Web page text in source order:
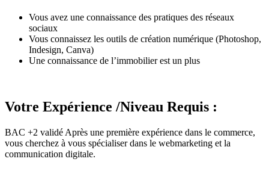
Vous avez une connaissance des pratiques des réseaux
sociaux
Vous connaissez les outils de création numérique (Photoshop,
Indesign, Canva)
Une connaissance de l’immobilier est un plus
Votre Expérience /Niveau Requis :
BAC +2 validé Après une première expérience dans le commerce,
vous cherchez à vous spécialiser dans le webmarketing et la
communication digitale.